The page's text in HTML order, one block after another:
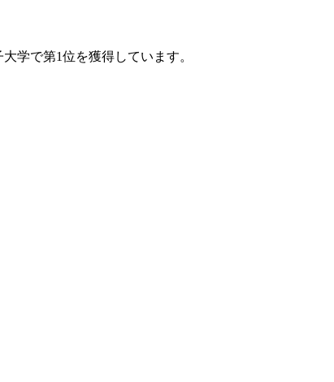
学で第1位を獲得しています。